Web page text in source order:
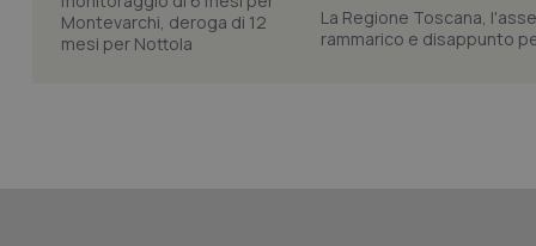
La Regione Toscana,
rammarico e disappunto
tracking-sites-